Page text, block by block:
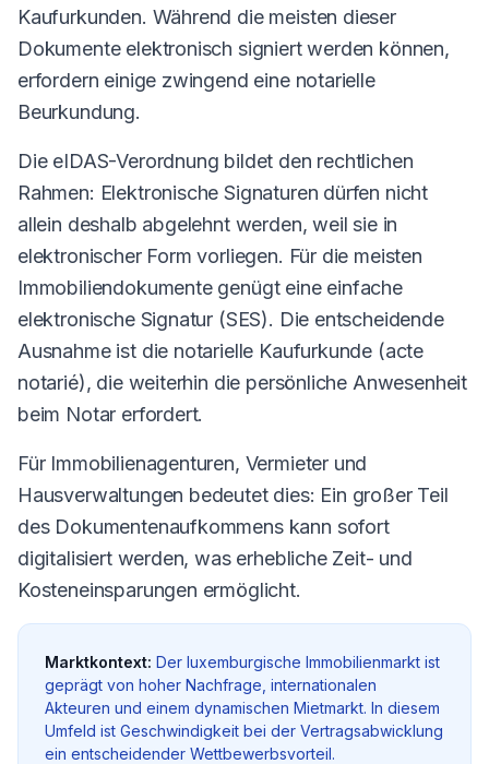
Kaufurkunden. Während die meisten dieser
Dokumente elektronisch signiert werden können,
erfordern einige zwingend eine notarielle
Beurkundung.
Die eIDAS-Verordnung bildet den rechtlichen
Rahmen: Elektronische Signaturen dürfen nicht
allein deshalb abgelehnt werden, weil sie in
elektronischer Form vorliegen. Für die meisten
Immobiliendokumente genügt eine einfache
elektronische Signatur (SES). Die entscheidende
Ausnahme ist die notarielle Kaufurkunde (acte
notarié), die weiterhin die persönliche Anwesenheit
beim Notar erfordert.
Für Immobilienagenturen, Vermieter und
Hausverwaltungen bedeutet dies: Ein großer Teil
des Dokumentenaufkommens kann sofort
digitalisiert werden, was erhebliche Zeit- und
Kosteneinsparungen ermöglicht.
Marktkontext: Der luxemburgische Immobilienmarkt ist
geprägt von hoher Nachfrage, internationalen
Akteuren und einem dynamischen Mietmarkt. In diesem
Umfeld ist Geschwindigkeit bei der Vertragsabwicklung
ein entscheidender Wettbewerbsvorteil.